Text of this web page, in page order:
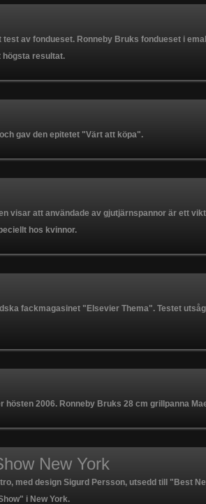
av fondueset. Ronneby Bruks fondueset i
högsta resultat.
gav den epitetet "Värt att köpa".
visar att användade av gjutjärnspannor är ett
hos kvinnor.
fackmagasinet "Elsevier Thema". Testet
2006. Ronneby Bruks 28 cm grillpanna
New York
med design Sigurd Persson, utsedd till "Best
i New York.